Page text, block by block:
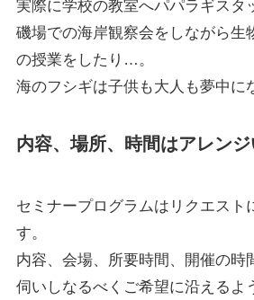
実際に学校の教室へパパラギスタ
磯場での海岸観察会をしながら生
の授業をしたり…。
海のフシギは子供も大人も夢中に
内容、場所、時間はアレン
セミナープログラムはリクエスト
す。
内容、会場、所要時間、開催の時
伺いしなるべくご希望に沿えるよ